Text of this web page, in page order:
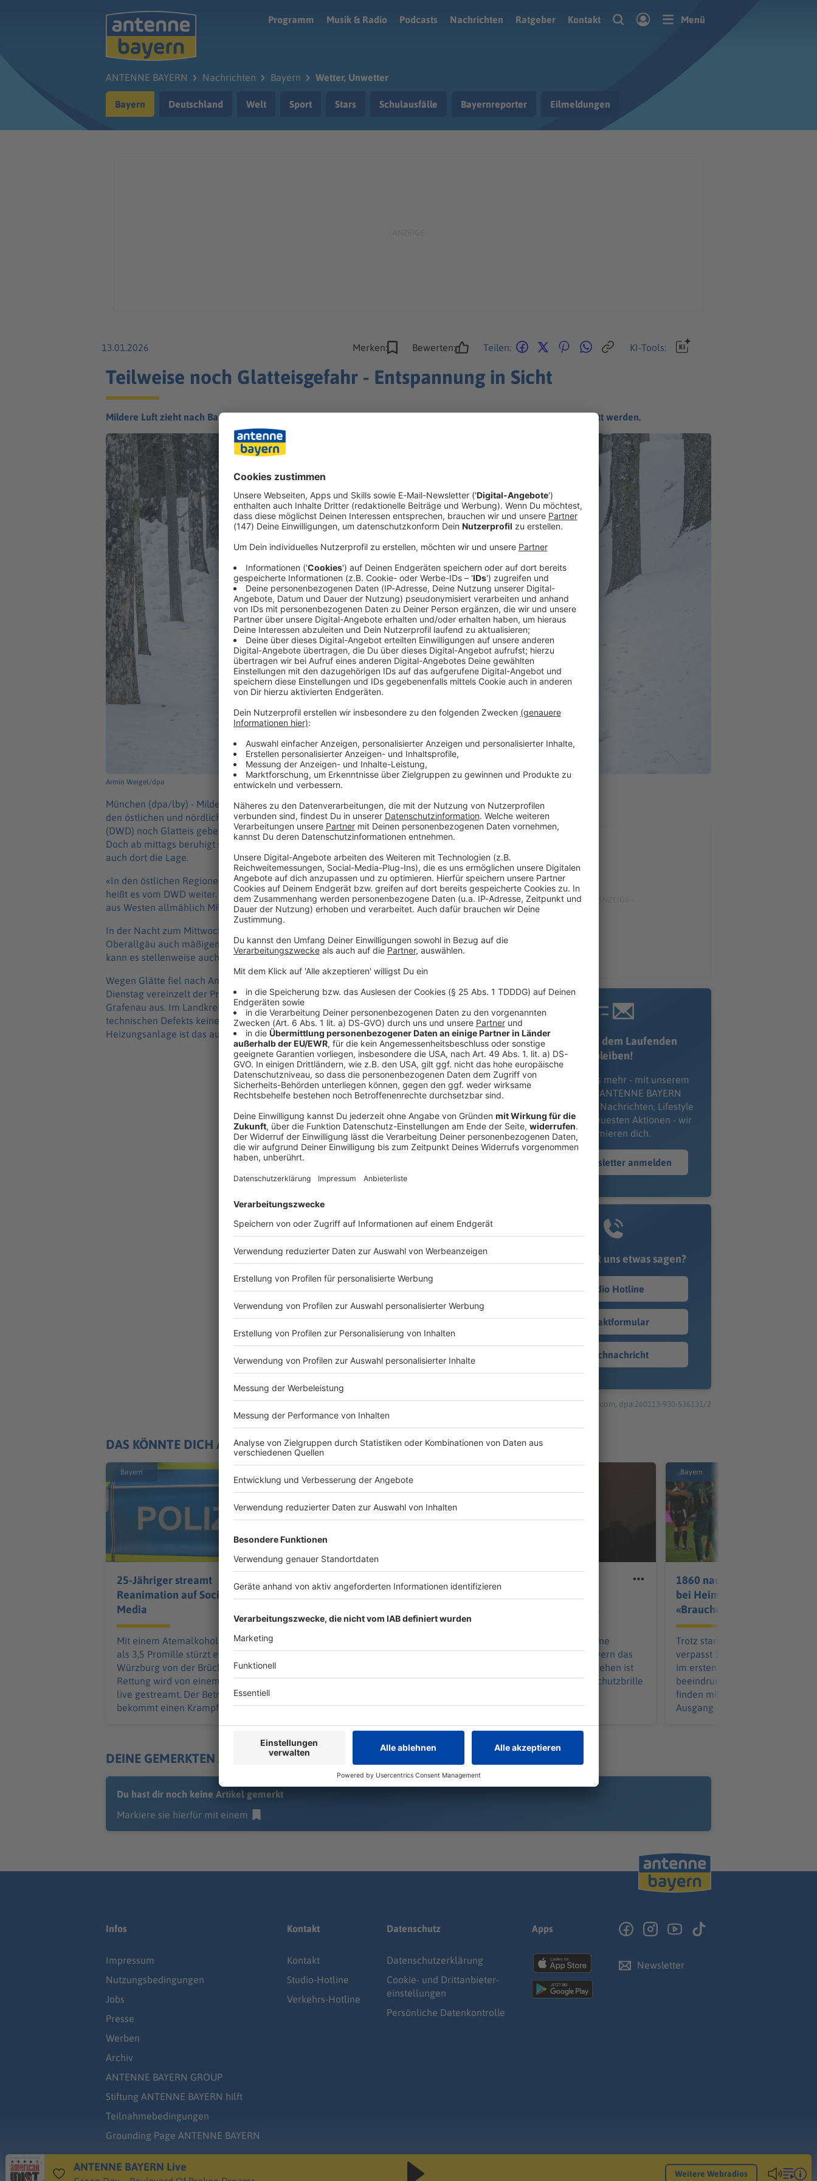
Programm
Musik & Radio Podcasts Nachrichten Ratgeber Kontakt Menü
ANTENNE BAYERN Nachrichten Bayern Wetter, Unwetter
Bayern Deutschland Welt Sport Stars Schulausfälle Bayernreporter Eilmeldungen
13.01.2026 Merken: Bewerten: Teilen: KI-Tools:
Teilweise noch Glatteisgefahr - Entspannung in Sicht
Mildere Luft zieht nach Bayern. Das ungemütliche Wetter macht eine Pause. In der Nacht kann es aber wieder glatt werden.
Armin Weigel/dpa
München (dpa/lby) - Mildere Luft bringt Entspannung beim Wetter. Anfangs kann es aber in
den östlichen und nördlichen Landesteilen nach Angaben des Deutschen Wetterdienstes
(DWD) noch Glatteis geben, vor allem in Niederbayern noch mit unwetterartigem Ausmaß.
Doch ab mittags beruhigt sich mit steigender Temperatur und abklingenden Niederschlägen
auch dort die Lage.
«In den östlichen Regionen hält sich die Kaltluft in den Niederungen aber teilweise zäh»,
heißt es vom DWD weiter. Heute gibt es demnach in der Osthälfte erst noch leichten Frost,
aus Westen allmählich Milderung, in Niederbayern erst im Vormittagsverlauf Plusgrade.
In der Nacht zum Mittwoch ist in der Südosthälfte Bayerns örtlich mit leichtem, im
Oberallgäu auch mäßigem Frost zu rechnen. Im nördlichen Franken und der Südosthälfte
kann es stellenweise auch erneut glatt werden.
Wegen Glätte fiel nach Angaben des Staatsministeriums für Unterricht und Kultus am
Dienstag vereinzelt der Präsenzunterricht in der Stadt Passau und im Landkreis Freyung-
Grafenau aus. Im Landkreis Passau sollte es außerdem an einer Grundschule wegen eines
technischen Defekts keinen Präsenzunterricht geben. Wegen einer defekten
Heizungsanlage ist das auch weiterhin an einer Grundschule im Nürnberger Land der Fall.
Immer auf dem Laufenden
bleiben!
Verpass' nichts mehr - mit unserem
kostenlosen ANTENNE BAYERN
Newsletter. Ob Nachrichten, Lifestyle
oder unsere neuesten Aktionen - wir
informieren dich.
Zum Newsletter anmelden
Du möchtest uns etwas sagen?
Studio Hotline
Kontaktformular
Sprachnachricht
© dpa-infocom, dpa:260113-930-536131/2
DAS KÖNNTE DICH AUCH INTERESSIEREN
Bayern
25-Jähriger streamt
Reanimation auf Social
Media
Mit einem Atemalkohol von mehr
als 3,5 Promille stürzt ein Mann in
Würzburg von der Brücke – die
Rettung wird von einem Zuschauer
live gestreamt. Der Betrunkene
bekommt einen Krampfanfall.
Polizei schickt
Ausweichler wieder auf
Durchfahrtsverbote für viele
sie oft nicht. Jetzt fand eine
Sonnenfinsternis 2026:
Bis zu 90 Prozent der Sonne
verschwinden – wo in Bayern das
Spektakel am besten zu sehen ist
und warum die richtige Schutzbrille
Bayern
1860 nach Enttäuschung
bei Heimpremiere:
«Brauchen Geduld»
Trotz starker Fan-Unterstützung
verpasst 1860 München einen
im ersten Heimspiel. Die Kulisse
beeindruckt. Trainer und Spieler
finden mildernde Umstände für
Ausgang - und sie mahnen.
DEINE GEMERKTEN ARTIKEL
Du hast dir noch keine Artikel gemerkt
Markiere sie hierfür mit einem
Infos
Impressum
Nutzungsbedingungen
Jobs
Presse
Werben
Archiv
ANTENNE BAYERN GROUP
Stiftung ANTENNE BAYERN hilft
Teilnahmebedingungen
Grounding Page ANTENNE BAYERN
Kontakt
Kontakt
Studio-Hotline
Verkehrs-Hotline
Datenschutz
Datenschutz­erklärung
Cookie- und Drittanbieter-
einstellungen
Persönliche Datenkontrolle
Apps
Newsletter
ANTENNE BAYERN Live
Weitere Webradios